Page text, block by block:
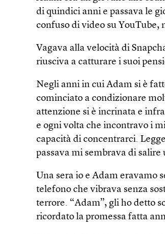
di quindici anni e passava le
confuso di video su YouTube,
Vagava alla velocità di
riusciva a catturare i suoi
Negli anni in cui Adam si è
cominciato a condizionare
attenzione si è incrinata e
e ogni volta che incontravo i
capacità di concentrarci.
passava mi sembrava di salire
Una sera io e Adam eravamo
telefono che vibrava senza
terrore. “Adam”, gli ho detto
ricordato la promessa fatta